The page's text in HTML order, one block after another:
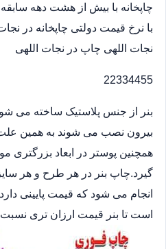
چاپخانه با بیش از هشت دهه
با نرخ قیمت دولتی چاپخانه در
نجات اللهی چاپ در نجات اللهی
22334455
بنر از جنس پلاستیک ساخته می
بیرون نصب می شوند به همین
همچنین پوستر در ابعاد بزرگتری
گیرد.چاپ بنر در هر طرح و هر
انجام می شود که قیمت پایینی
است تا بنر قیمت ارزان تری